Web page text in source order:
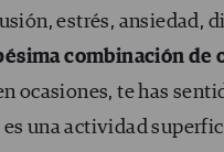
estrés, ansiedad,
combinación de
ocasiones, te has
una actividad